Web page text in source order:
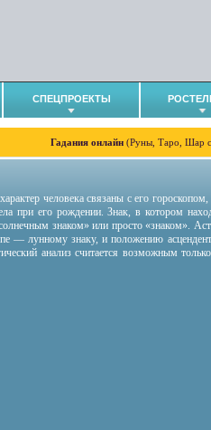
СПЕЦПРОЕКТЫ
Гадания онлайн (Руны, Таро, Шар
человека связаны с его
при его рождении. Знак, в котором
знаком» или просто «знаком».
— лунному знаку, и положению
анализ считается возможным